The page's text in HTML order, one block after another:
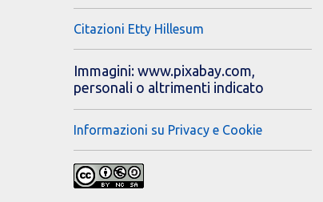
Citazioni Etty Hillesum
Immagini: www.pixabay.com,
personali o altrimenti indicato
Informazioni su Privacy e Cookie